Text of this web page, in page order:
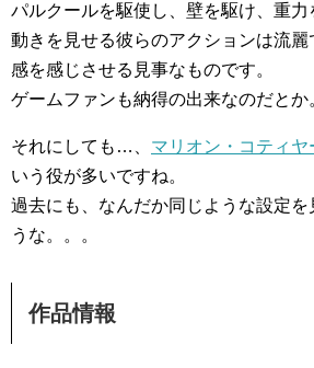
パルクールを駆使し、壁を駆け、重
動きを見せる彼らのアクションは流
感を感じさせる見事なものです。
ゲームファンも納得の出来なのだとか
それにしても…、 マリオン・コティヤ
いう役が多いですね。
過去にも、なんだか同じような設定を
うな。。。
作品情報